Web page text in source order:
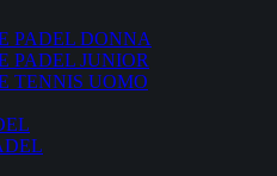
PADEL DONNA
PADEL JUNIOR
TENNIS UOMO